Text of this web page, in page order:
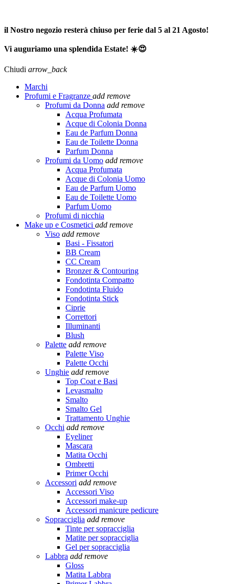
il Nostro negozio resterà chiuso per ferie dal 5 al 21 Agosto!
Vi auguriamo una splendida Estate! ☀️😍
Chiudi arrow_back
Marchi
Profumi e Fragranze add remove
Profumi da Donna add remove
Acqua Profumata
Acque di Colonia Donna
Eau de Parfum Donna
Eau de Toilette Donna
Parfum Donna
Profumi da Uomo add remove
Acqua Profumata
Acque di Colonia Uomo
Eau de Parfum Uomo
Eau de Toilette Uomo
Parfum Uomo
Profumi di nicchia
Make up e Cosmetici add remove
Viso add remove
Basi - Fissatori
BB Cream
CC Cream
Bronzer & Contouring
Fondotinta Compatto
Fondotinta Fluido
Fondotinta Stick
Ciprie
Correttori
Illuminanti
Blush
Palette add remove
Palette Viso
Palette Occhi
Unghie add remove
Top Coat e Basi
Levasmalto
Smalto
Smalto Gel
Trattamento Unghie
Occhi add remove
Eyeliner
Mascara
Matita Occhi
Ombretti
Primer Occhi
Accessori add remove
Accessori Viso
Accessori make-up
Accessori manicure pedicure
Sopracciglia add remove
Tinte per sopracciglia
Matite per sopracciglia
Gel per sopracciglia
Labbra add remove
Gloss
Matita Labbra